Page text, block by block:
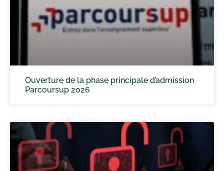
Ouverture de la phase principale d’admission
Parcoursup 2026